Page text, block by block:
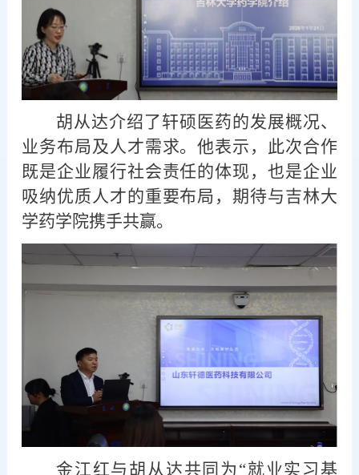
胡从达介绍了轩硕医药的发展概况、
业务布局及人才需求。他表示，此次合作
既是企业履行社会责任的体现，也是企业
吸纳优质人才的重要布局，期待与吉林大
学药学院携手共赢。
金江红与胡从达共同为 “就业实习基